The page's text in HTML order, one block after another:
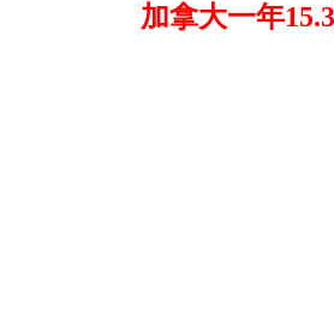
加拿大一年